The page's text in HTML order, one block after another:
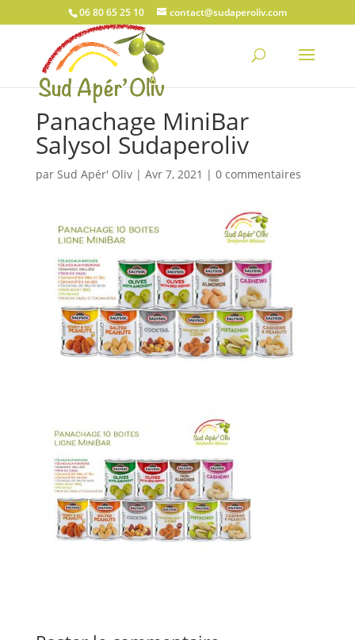
06 80 65 25 10 contact@sudaperoliv.com
Panachage MiniBar
Salysol Sudaperoliv
par Sud Apér' Oliv| Avr 7, 2021 | 0 commentaires